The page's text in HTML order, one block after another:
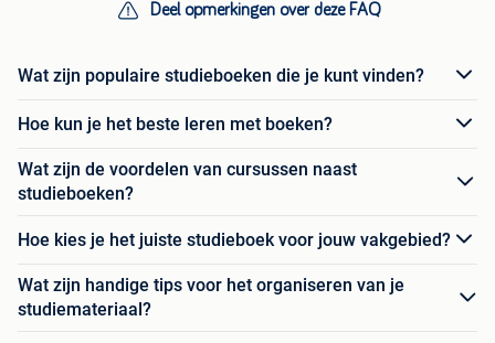
Deel opmerkingen over deze FAQ
Wat zijn populaire studieboeken die je kunt vinden?
Hoe kun je het beste leren met boeken?
Wat zijn de voordelen van cursussen naast
studieboeken?
Hoe kies je het juiste studieboek voor jouw vakgebied?
Wat zijn handige tips voor het organiseren van je
studiemateriaal?